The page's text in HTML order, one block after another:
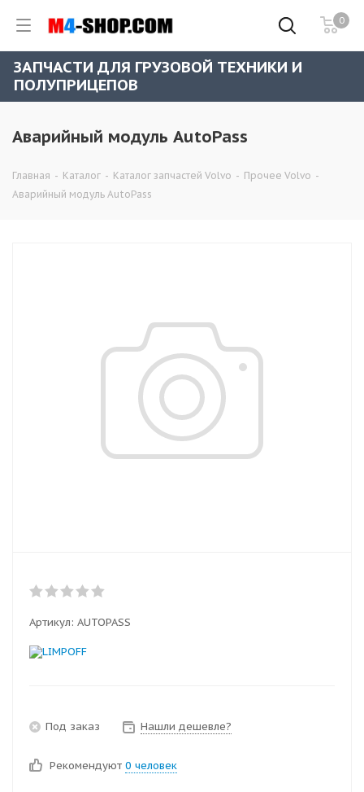
0
ЗАПЧАСТИ ДЛЯ ГРУЗОВОЙ ТЕХНИКИ И
ПОЛУПРИЦЕПОВ
Аварийный модуль AutoPass
Главная - Каталог - Каталог запчастей Volvo - Прочее Volvo -
Аварийный модуль AutoPass
Артикул: AUTOPASS
Под заказ Нашли дешевле?
Рекомендуют 0 человек